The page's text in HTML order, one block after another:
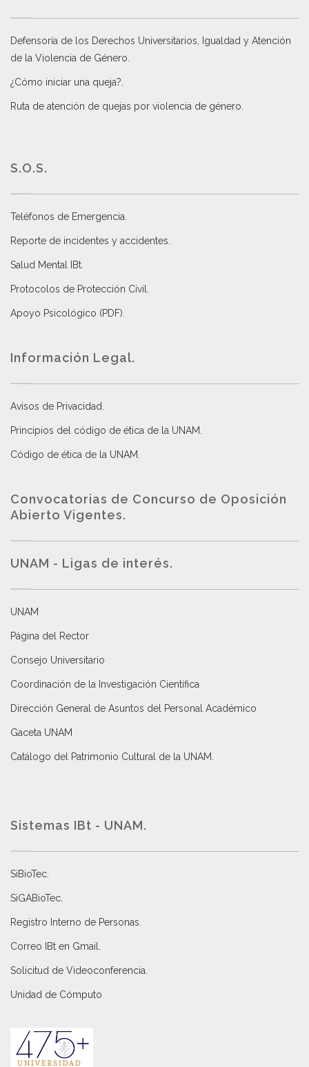
Defensoría de los Derechos Universitarios, Igualdad y Atención
de la Violencia de Género
¿Cómo iniciar una queja?
Ruta de atención de quejas por violencia de género
S.O.S.
Teléfonos de Emergencia.
Reporte de incidentes y accidentes
Salud Mental IBt
Protocolos de Protección Civil
Apoyo Psicológico (PDF)
Información Legal.
Avisos de Privacidad
Principios del código de ética de la UNAM
Código de ética de la UNAM
Convocatorias de Concurso de Oposición
Abierto Vigentes.
UNAM - Ligas de interés.
UNAM
Página del Rector
Consejo Universitario
Coordinación de la Investigación Científica
Dirección General de Asuntos del Personal Académico
Gaceta UNAM
Catálogo del Patrimonio Cultural de la UNAM.
Sistemas IBt - UNAM.
SiBioTec
SiGABioTec.
Registro Interno de Personas
Correo IBt en Gmail
Solicitud de Videoconferencia.
Unidad de Cómputo